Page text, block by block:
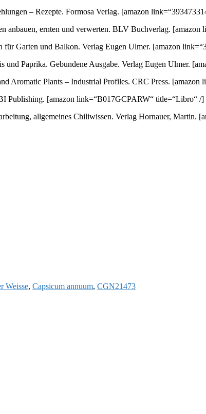
– Rezepte. Formosa Verlag. [amazon
anbauen, ernten und verwerten. BLV Buchverlag. [amazon
für Garten und Balkon. Verlag Eugen Ulmer. [amazon
und Paprika. Gebundene Ausgabe. Verlag Eugen Ulmer.
Aromatic Plants – Industrial Profiles. CRC Press. [amazon
Publishing. [amazon link=“B017GCPARW“ title=“Libro“ /]
allgemeines Chiliwissen. Verlag Hornauer, Martin.
Weisse, Capsicum annuum, CGN21473